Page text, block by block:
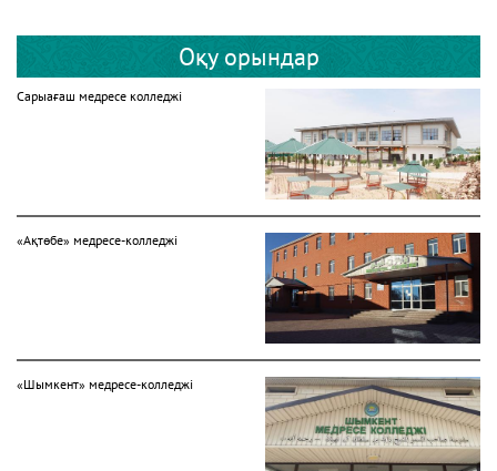
Оқу орындар
Сарыағаш медресе колледжі
«Ақтөбе» медресе-колледжі
«Шымкент» медресе-колледжі